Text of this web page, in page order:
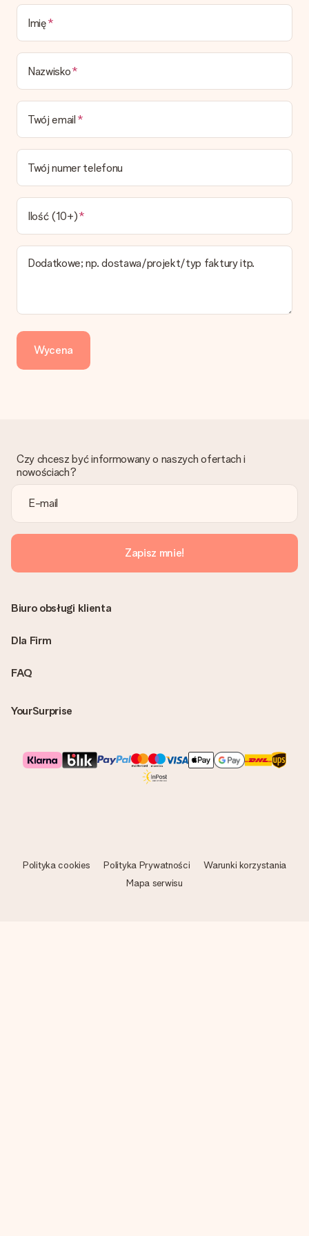
prezentowe.
Czas dostawy, opcje dostawy oraz koszty
dostawy
stronie produktu pokazujemy najbardziej prawdopodobną
datę doręczenia w momencie składania zamówienia.
Jaki jest czas dostawy i kiedy otrzymam mój prezent?
Przewidywany czas dostawy można znaleźć na stronie
produktu.
Jakie opcje dostawy mogę wybrać?
W koszyku zamówień mamy kilka opcji dostawy. Termin
pokazany na stronie produktu odnosi się do najtańszej i
najwolniejszej formy wysyłki.
Zapłata
Dotpay, karta kredytowa, lub przelew bankowy. W przypadku
dni przedłużenia dostawy - kwota musi zostać zaksięgowana,
aby zamówienie trafiło do produkcji. Robiąc przelew, należy
wybrać Przelew Krajowy Europejski.
Czy faktura jest wysyłana razem z zamówieniem?
Żaden rachunek lub faktura nie jest wysyłany z zamówieniem.
Możesz ją również znaleźć na koncie MySurprise. Dzięki temu
możesz wysłać prezent bezpośrednio do odbiorcy, co będzie
prawdziwą niespodzianką!
Imię
Nazwisko
Twój email
Twój numer telefonu
Ilość (10+)
Dodatkowe; np. dostawa/projekt/typ faktury itp.
Wycena
Czy chcesz być informowany o naszych ofertach i
nowościach?
Zapisz mnie!
FAQ
YourSurprise
Biuro obsługi klienta
Dla Firm
Polityka cookies Polityka Prywatności
Warunki korzystania
Mapa serwisu